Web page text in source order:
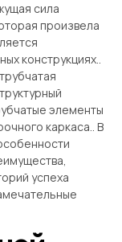
сила
произвела
конструкциях..
элементы
каркаса.. В
успеха